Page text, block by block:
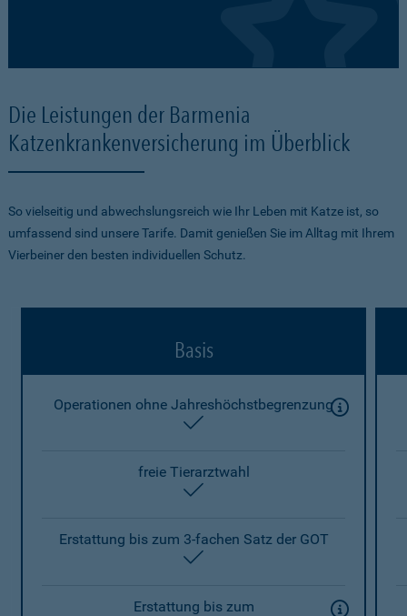
Die Leistungen der Barmenia
Katzenkrankenversicherung im Überblick
So vielseitig und abwechslungsreich wie Ihr Leben mit Katze ist, so
umfassend sind unsere Tarife. Damit genießen Sie im Alltag mit Ihrem
Vierbeiner den besten individuellen Schutz.
Basis
Operationen ohne Jahreshöchstbegrenzung
freie Tierarztwahl
Erstattung bis zum 3-fachen Satz der GOT
Erstattung bis zum